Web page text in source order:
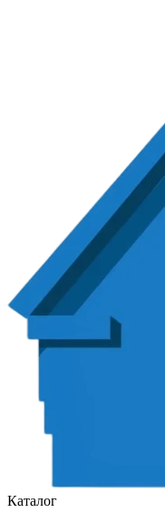
Каталог